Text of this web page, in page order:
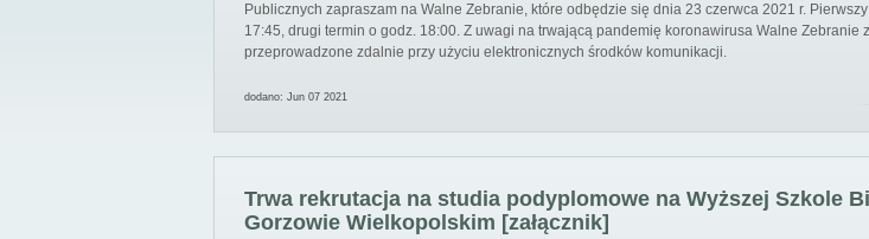
Publicznych zapraszam na Walne Zebranie, które odbędzie się dnia 23 czerwca 2021 r.
17:45, drugi termin o godz. 18:00. Z uwagi na trwającą pandemię koronawirusa Walne Zebranie
przeprowadzone zdalnie przy użyciu elektronicznych środków komunikacji.
dodano: Jun 07 2021
Trwa rekrutacja na studia podyplomowe na Wyższej Szkole
Gorzowie Wielkopolskim [załącznik]